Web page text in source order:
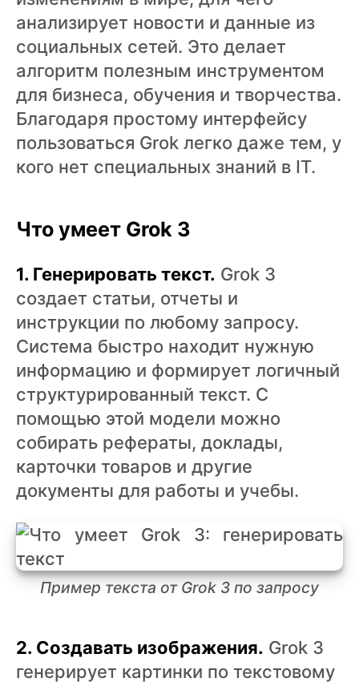
анализирует новости и данные из
социальных сетей. Это делает
алгоритм полезным инструментом
для бизнеса, обучения и творчества.
Благодаря простому интерфейсу
пользоваться Grok легко даже тем, у
кого нет специальных знаний в IT.
Что умеет Grok 3
1. Генерировать текст. Grok 3
создает статьи, отчеты и
инструкции по любому запросу.
Система быстро находит нужную
информацию и формирует логичный
структурированный текст. С
помощью этой модели можно
собирать рефераты, доклады,
карточки товаров и другие
документы для работы и учебы.
Пример текста от Grok 3 по запросу
2. Создавать изображения. Grok 3
генерирует картинки по текстовому